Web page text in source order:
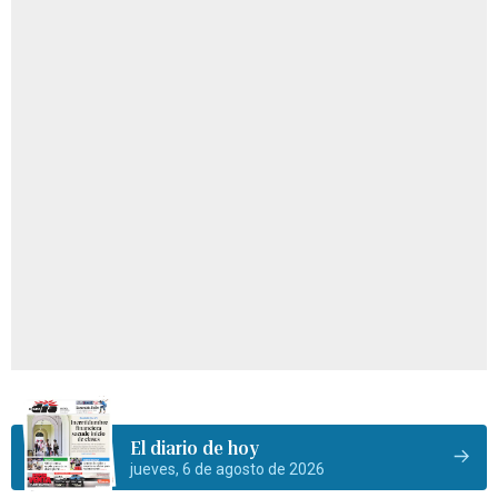
El diario de hoy
jueves, 6 de agosto de 2026